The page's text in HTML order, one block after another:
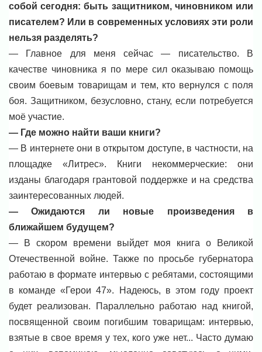
собой сегодня: быть защитником, чиновником или
писателем? Или в современных условиях эти роли
нельзя разделять?
— Главное для меня сейчас — писательство. В
качестве чиновника я по мере сил оказываю помощь
своим боевым товарищам и тем, кто вернулся с поля
боя. Защитником, безусловно, стану, если потребуется
моё участие.
— Где можно найти ваши книги?
— В интернете они в открытом доступе, в частности, на
площадке «Литрес». Книги некоммерческие: они
изданы благодаря грантовой поддержке и на средства
заинтересованных людей.
— Ожидаются ли новые произведения в
ближайшем будущем?
— В скором времени выйдет моя книга о Великой
Отечественной войне. Также по просьбе губернатора
работаю в формате интервью с ребятами, состоящими
в команде «Герои 47». Надеюсь, в этом году проект
будет реализован. Параллельно работаю над книгой,
посвященной своим погибшим товарищам: интервью,
взятые в свое время у тех, кого уже нет... Часто думаю